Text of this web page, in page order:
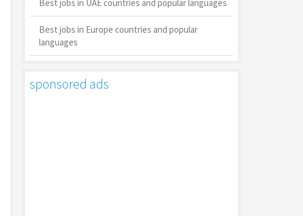
Best jobs in UAE countries and popular languages
Best jobs in Europe countries and popular
languages
sponsored ads